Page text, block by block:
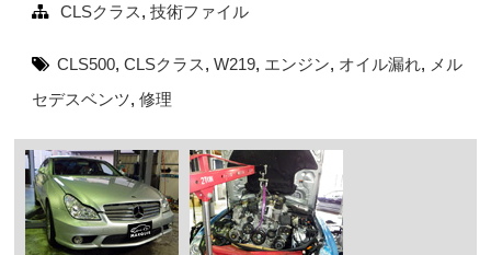
CLSクラス,技術ファイル
CLS500,CLSクラス,W219, エンジン, オイル漏れ, メル
セデスベンツ, 修理